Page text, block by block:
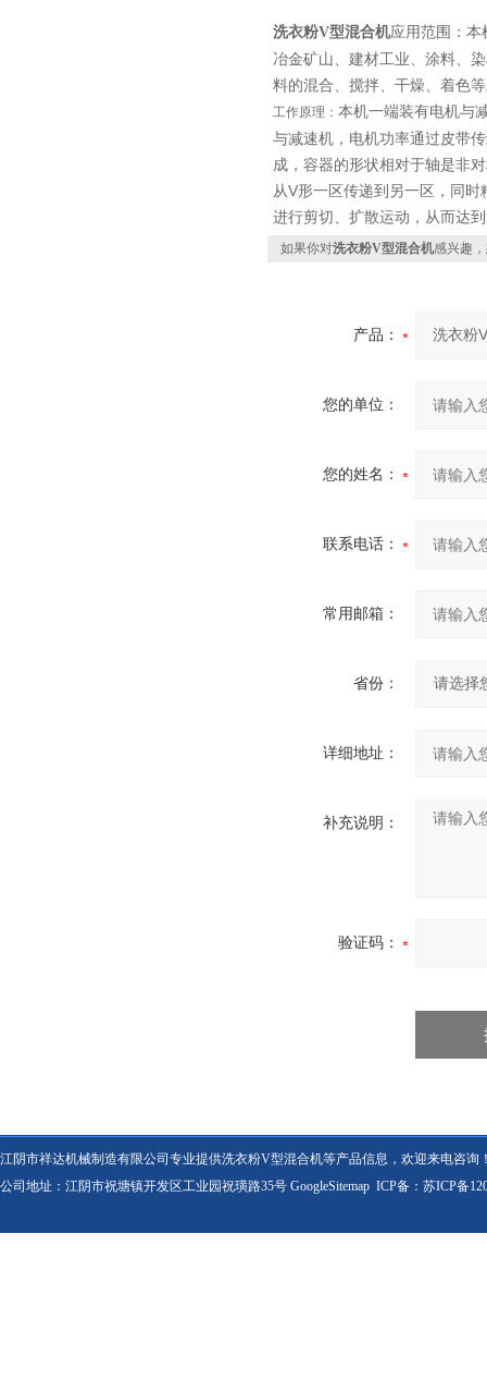
洗衣粉V型混合机应用范围： 本
冶金矿山、建材工业、涂料、
料的混合、搅拌、干燥、着色
工作原理： 本机一端装有电机与
与减速机，电机功率通过皮带
成，容器的形状相对于轴是非
从V形一区传递到另一区，同
进行剪切、扩散运动，从而达
如果你对洗衣粉V型混合机感兴趣
产品：
您的单位：
您的姓名：
联系电话：
常用邮箱：
省份：
详细地址：
补充说明：
验证码：
江阴市祥达机械制造有限公司专业提供洗衣粉V型混合机等产品信息，欢迎来电咨询
公司地址：江阴市祝塘镇开发区工业园祝璜路35号 GoogleSitemap ICP备： 苏ICP备